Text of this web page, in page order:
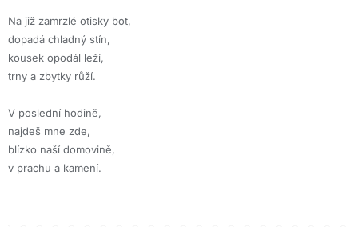
Na již zamrzlé otisky bot,
dopadá chladný stín,
kousek opodál leží,
trny a zbytky růží.
V poslední hodině,
najdeš mne zde,
blízko naší domovině,
v prachu a kamení.